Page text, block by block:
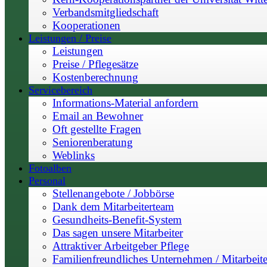
Verbandsmitgliedschaft
Kooperationen
Leistungen / Preise
Leistungen
Preise / Pflegesätze
Kostenberechnung
Servicebereich
Informations-Material anfordern
Email an Bewohner
Oft gestellte Fragen
Seniorenberatung
Weblinks
Fotoalben
Personal
Stellenangebote / Jobbörse
Dank dem Mitarbeiterteam
Gesundheits-Benefit-System
Das sagen unsere Mitarbeiter
Attraktiver Arbeitgeber Pflege
Familienfreundliches Unternehmen /